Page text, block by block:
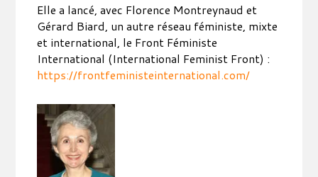
Elle a lancé, avec Florence Montreynaud et
Gérard Biard, un autre réseau féministe, mixte
et international, le Front Féministe
International (International Feminist Front) :
https://frontfeministeinternational.com/